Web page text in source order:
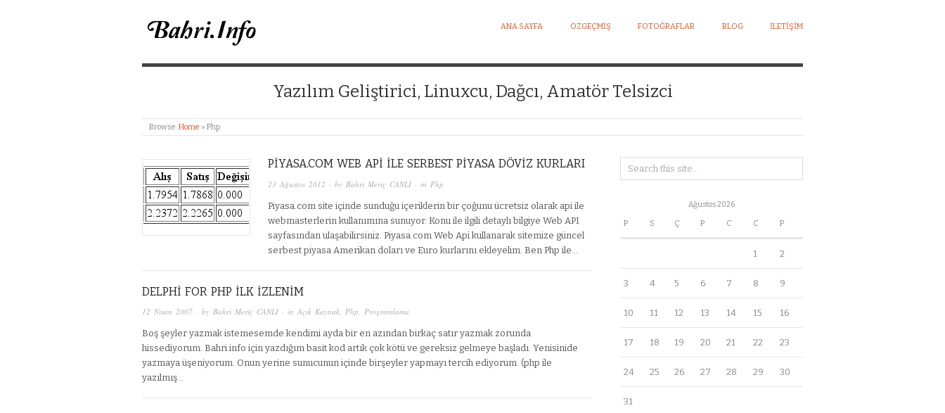
BAHRI MERIÇ CANLI KIŞISEL WEB SITESI
ANA SAYFA ÖZGEÇMIŞ FOTOĞRAFLAR BLOG İLETIŞIM
Yazılım Geliştirici, Linuxcu, Dağcı, Amatör Telsizci
Browse:Home » Php
PIYASA.COM WEB API ILE SERBEST PIYASA DÖVIZ KURLARI
23 Ağustos 2012 · by Bahri Meriç CANLI · in Php
Piyasa.com site içinde sunduğu içeriklerin bir çoğunu ücretsiz olarak api ile
webmasterlerin kullanımına sunuyor. Konu ile ilgili detaylı bilgiye Web API
sayfasından ulaşabilirsiniz. Piyasa.com Web Api kullanarak sitemize güncel
serbest piyasa Amerikan doları ve Euro kurlarını ekleyelim. Ben Php ile…
DELPHI FOR PHP ILK IZLENIM
12 Nisan 2007 · by Bahri Meriç CANLI · in Açık Kaynak, Php, Programlama
Boş şeyler yazmak istemesemde kendimi ayda bir en azından birkaç satır yazmak zorunda
hissediyorum. Bahri.info için yazdığım basit kod artık çok kötü ve gereksiz gelmeye başladı. Yenisinide
yazmaya üşeniyorum. Onun yerine sunucunun içinde birşeyler yapmayı tercih ediyorum. (php ile
yazılmış…
Ağustos 2026
P S Ç P C C P
1 2
3 4 5 6 7 8 9
10 11 12 13 14 15 16
17 18 19 20 21 22 23
24 25 26 27 28 29 30
31